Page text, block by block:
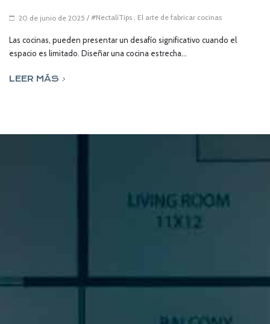
20 de junio de 2025 / #NectalíTips El arte de fabricar cocinas
Las cocinas, pueden presentar un desafío significativo cuando el
espacio es limitado. Diseñar una cocina estrecha...
LEER MÁS
NEWSLETTER